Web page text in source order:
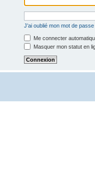
J’ai oublié mon mot de passe
Me connecter
Masquer mon statut en